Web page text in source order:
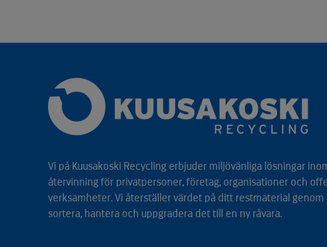
Vi på Kuusakoski Recycling erbjuder miljövänliga lösningar
återvinning för privatpersoner, företag, organisationer och
verksamheter. Vi återställer värdet på ditt restmaterial genom
sortera, hantera och uppgradera det till en ny råvara.